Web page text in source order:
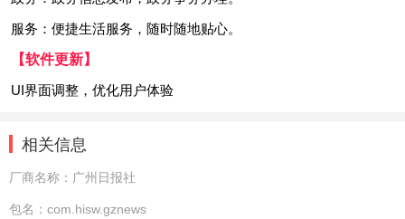
服务：便捷生活服务，随时随地贴心。
【软件更新】
UI界面调整，优化用户体验
相关信息
厂商名称： 广州日报社
包名： com.hisw.gznews